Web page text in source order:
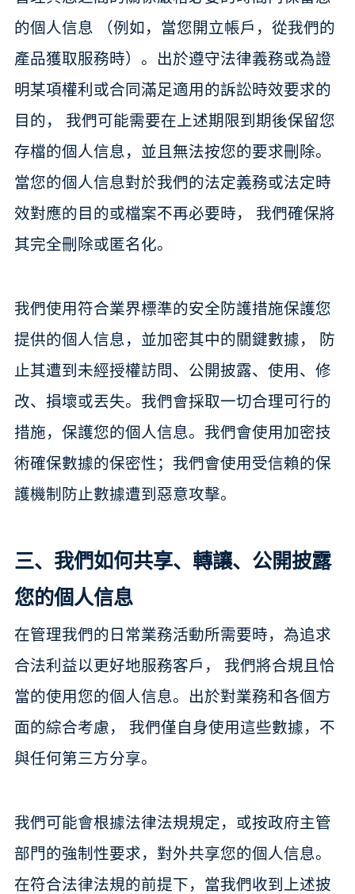
的個人信息 （例如，當您開立帳戶，從我們的
產品獲取服務時）。出於遵守法律義務或為證
明某項權利或合同滿足適用的訴訟時效要求的
目的， 我們可能需要在上述期限到期後保留您
存檔的個人信息，並且無法按您的要求刪除。
當您的個人信息對於我們的法定義務或法定時
效對應的目的或檔案不再必要時， 我們確保將
其完全刪除或匿名化。
我們使用符合業界標準的安全防護措施保護您
提供的個人信息，並加密其中的關鍵數據， 防
止其遭到未經授權訪問、公開披露、使用、修
改、損壞或丟失。我們會採取一切合理可行的
措施，保護您的個人信息。我們會使用加密技
術確保數據的保密性；我們會使用受信賴的保
護機制防止數據遭到惡意攻擊。
三、我們如何共享、轉讓、公開披露
您的個人信息
在管理我們的日常業務活動所需要時，為追求
合法利益以更好地服務客戶， 我們將合規且恰
當的使用您的個人信息。出於對業務和各個方
面的綜合考慮， 我們僅自身使用這些數據，不
與任何第三方分享。
我們可能會根據法律法規規定，或按政府主管
部門的強制性要求，對外共享您的個人信息。
在符合法律法規的前提下，當我們收到上述披